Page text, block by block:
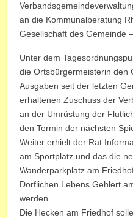
an die Kommunalberatung
Gesellschaft des Gemeinde
Unter dem
die Ortsbürgermeisterin den
Ausgaben seit der letzten
erhaltenen Zuschuss der
an der Umrüstung der
den Termin der nächsten
Weiter erhielt der Rat
am Sportplatz und das die
Wanderparkplatz am
Dörflichen Lebens Gehlert
werden.
Die Hecken am Friedhof